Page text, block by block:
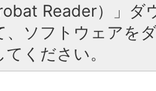
Reader）」ダ
、ソフトウェアを
ください。